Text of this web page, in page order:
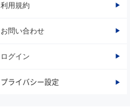
利用規約
お問い合わせ
ログイン
プライバシー設定